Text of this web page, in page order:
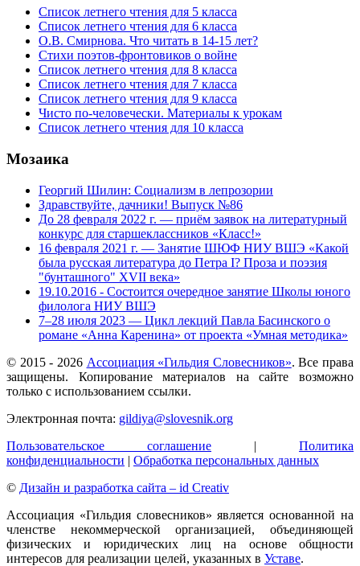
Список летнего чтения для 5 класса
Список летнего чтения для 6 класса
О.В. Смирнова. Что читать в 14-15 лет?
Стихи поэтов-фронтовиков о войне
Список летнего чтения для 8 класса
Список летнего чтения для 7 класса
Список летнего чтения для 9 класса
Чисто по-человечески. Материалы к урокам
Список летнего чтения для 10 класса
Мозаика
Георгий Шилин: Социализм в лепрозории
Здравствуйте, дачники! Выпуск №86
До 28 февраля 2022 г. — приём заявок на литературный
конкурс для старшеклассников «Класс!»
16 февраля 2021 г. — Занятие ШЮФ НИУ ВШЭ «Какой
была русская литература до Петра I? Проза и поэзия
"бунташного" XVII века»
19.10.2016 - Состоится очередное занятие Школы юного
филолога НИУ ВШЭ
7–28 июля 2023 — Цикл лекций Павла Басинского о
романе «Анна Каренина» от проекта «Умная методика»
© 2015 - 2026 Ассоциация «Гильдия Словесников». Все права
защищены. Копирование материалов на сайте возможно
только с использованием ссылки.
Электронная почта: gildiya@slovesnik.org
Пользовательское соглашение | Политика
конфиденциальности | Обработка персональных данных
© Дизайн и разработка сайта – id Creativ
Ассоциация «Гильдия словесников» является основанной на
членстве некоммерческой организацией, объединяющей
физических и юридических лиц на основе общности
интересов для реализации целей, указанных в Уставе.